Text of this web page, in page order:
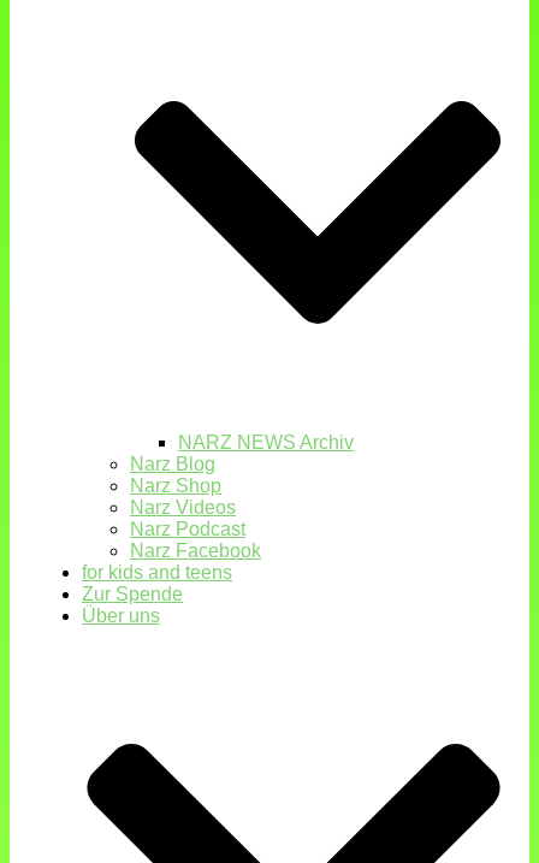
NARZ NEWS Archiv
Narz Blog
Narz Shop
Narz Videos
Narz Podcast
Narz Facebook
for kids and teens
Zur Spende
Über uns